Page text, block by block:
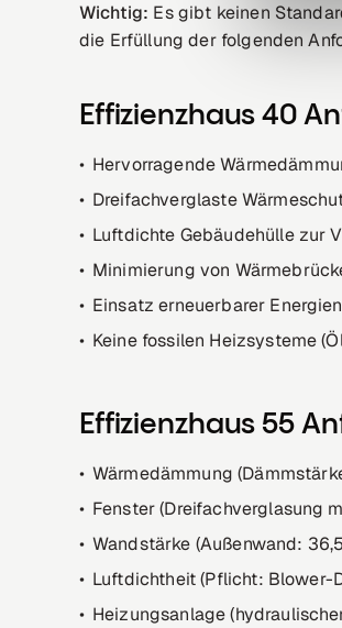
Wichtig: Es gibt keinen
die Erfüllung der folgenden
Effizienzhaus 40
Hervorragende
Dreifachverglaste
Luftdichte Gebäudehülle zur
Minimierung von
Einsatz erneuerbarer
Keine fossilen Heizsysteme
Effizienzhaus 55
Wärmedämmung
Fenster (Dreifachverglasung
Wandstärke (Außenwand:
Luftdichtheit (Pflicht: Blower-
Heizungsanlage